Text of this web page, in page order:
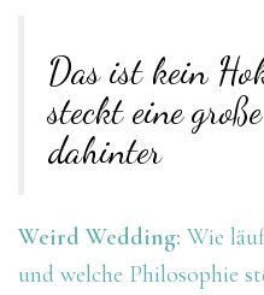
Das ist kein
steckt eine
dahinter
Weird Wedding: Wie
und welche Philosophie